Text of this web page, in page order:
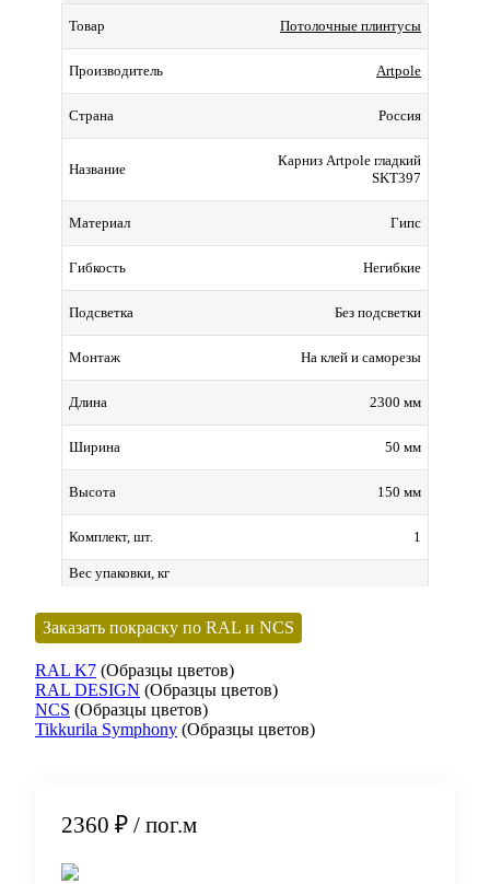
Товар Потолочные плинтусы
Производитель Artpole
Страна Россия
Название
Карниз Artpole гладкий
SKT397
Материал Гипс
Гибкость Негибкие
Подсветка Без подсветки
Монтаж На клей и саморезы
Длина 2300 мм
Ширина 50 мм
Высота 150 мм
Комплект, шт. 1
Вес упаковки, кг
Заказать покраску по RAL и NCS
RAL K7 (Образцы цветов)
RAL DESIGN (Образцы цветов)
NCS (Образцы цветов)
Tikkurila Symphony (Образцы цветов)
2360 ₽ / пог.м